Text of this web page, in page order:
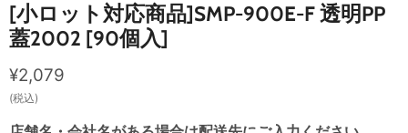
[小ロット対応商品]SMP-900E-F 透明PP
蓋2002 [90個入]
現在の価格
¥2,079
(税込)